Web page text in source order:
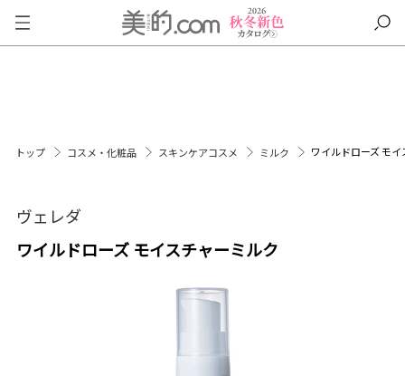
トップ コスメ・化粧品 スキンケアコスメ ミルク ワイルドローズ モ
ヴェレダ
ワイルドローズ モイスチャーミルク